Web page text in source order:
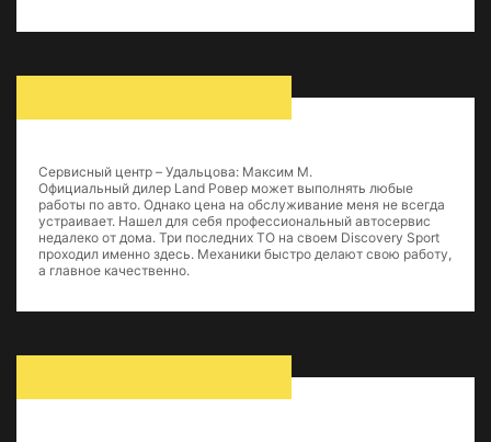
Сервисный центр – Удальцова: Максим М.
Официальный дилер Land Ровер может выполнять любые
работы по авто. Однако цена на обслуживание меня не всегда
устраивает. Нашел для себя профессиональный автосервис
недалеко от дома. Три последних ТО на своем Discovery Sport
проходил именно здесь. Механики быстро делают свою работу,
а главное качественно.